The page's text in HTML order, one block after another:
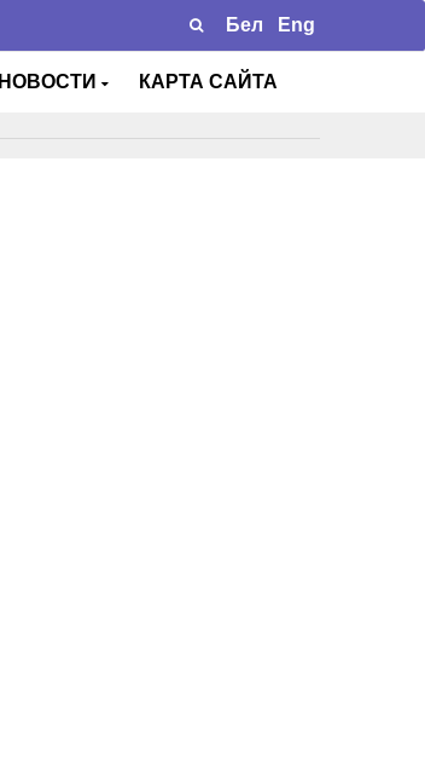
Бел Eng
НОВОСТИ КАРТА САЙТА